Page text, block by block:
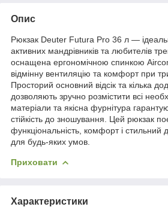
Опис
Рюкзак Deuter Futura Pro 36 л —
активних мандрівників та любителів
оснащена ергономічною спинкою
відмінну вентиляцію та комфорт при
Просторий основний відсік та кілька
дозволяють зручно розмістити всі
матеріали та якісна фурнітура
стійкість до зношування. Цей рюкзак
функціональність, комфорт і стильний
для будь-яких умов.
Приховати
Характеристики